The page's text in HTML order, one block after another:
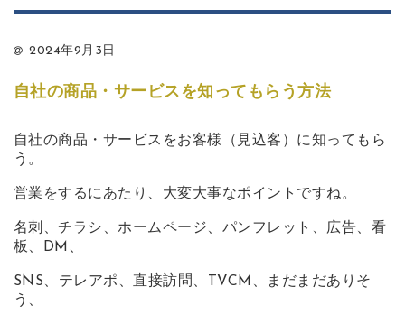
2024年9月3日
自社の商品・サービスを知ってもらう方法
自社の商品・サービスをお客様（見込客）に知ってもら
う。
営業をするにあたり、大変大事なポイントですね。
名刺、チラシ、ホームページ、パンフレット、広告、看
板、DM、
SNS、テレアポ、直接訪問、TVCM、まだまだありそ
う、